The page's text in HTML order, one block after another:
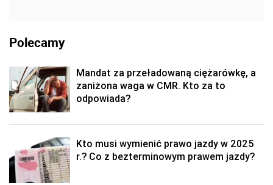
Polecamy
Mandat za przeładowaną ciężarówkę, a
zaniżona waga w CMR. Kto za to
odpowiada?
Kto musi wymienić prawo jazdy w 2025
r.? Co z bezterminowym prawem jazdy?